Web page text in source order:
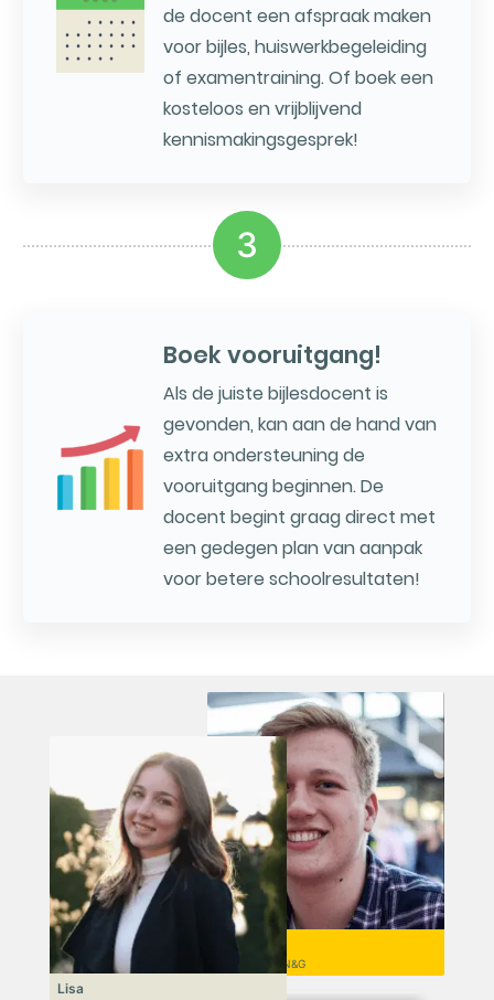
de docent een afspraak maken
voor bijles, huiswerkbegeleiding
of examentraining. Of boek een
kosteloos en vrijblijvend
kennismakingsgesprek!
3
Boek vooruitgang!
Als de juiste bijlesdocent is
gevonden, kan aan de hand van
extra ondersteuning de
vooruitgang beginnen. De
docent begint graag direct met
een gedegen plan van aanpak
voor betere schoolresultaten!
Niek
VWO 6, N&T/N&G
Lisa